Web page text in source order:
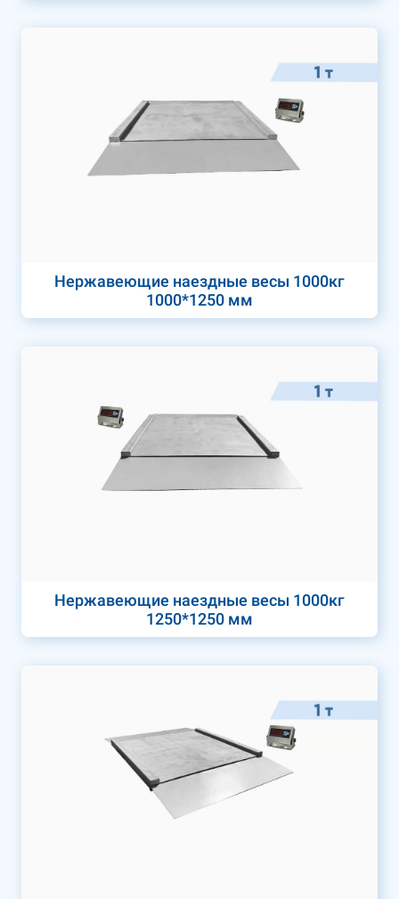
Нержавеющие наездные весы 1000кг
1000*1250 мм
Нержавеющие наездные весы 1000кг
1250*1250 мм